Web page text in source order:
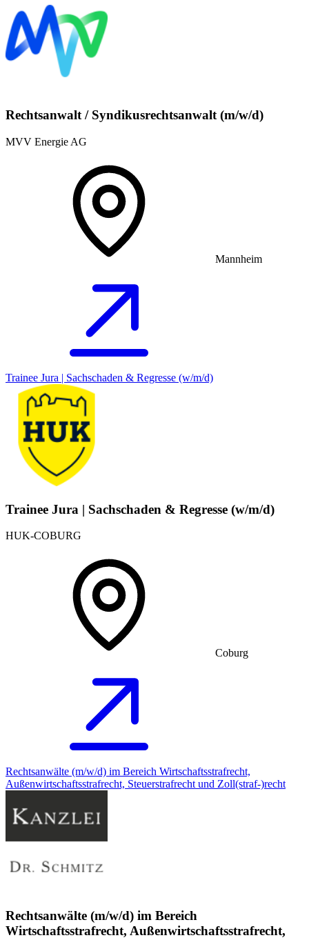
Rechtsanwalt / Syndikusrechtsanwalt (m/w/d)
MVV Energie AG
Mannheim
Trainee Jura | Sachschaden & Regresse (w/m/d)
Trainee Jura | Sachschaden & Regresse (w/m/d)
HUK-COBURG
Coburg
Rechtsanwälte (m/w/d) im Bereich Wirtschaftsstrafrecht,
Außenwirtschaftsstrafrecht, Steuerstrafrecht und Zoll(straf-)recht
Rechtsanwälte (m/w/d) im Bereich
Wirtschaftsstrafrecht, Außenwirtschaftsstrafrecht,